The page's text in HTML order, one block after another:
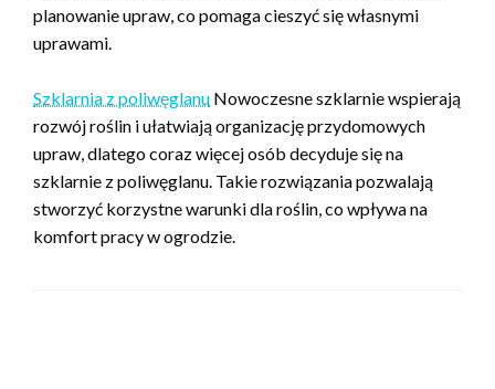
planowanie upraw, co pomaga cieszyć się własnymi
uprawami.
Szklarnia z poliwęglanu Nowoczesne szklarnie wspierają
rozwój roślin i ułatwiają organizację przydomowych
upraw, dlatego coraz więcej osób decyduje się na
szklarnie z poliwęglanu. Takie rozwiązania pozwalają
stworzyć korzystne warunki dla roślin, co wpływa na
komfort pracy w ogrodzie.